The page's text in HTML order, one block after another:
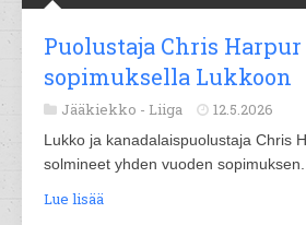
Puolustaja Chris
sopimuksella Lukkoon
Jääkiekko - Liiga 12.5.2026
Lukko ja kanadalaispuolustaja Chris
solmineet yhden vuoden sopimuksen.
Lue lisää